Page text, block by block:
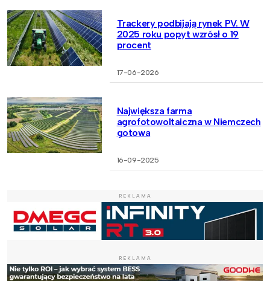
Trackery podbijają rynek PV. W
2025 roku popyt wzrósł o 19
procent
17-06-2026
Największa farma
agrofotowoltaiczna w Niemczech
gotowa
16-09-2025
REKLAMA
REKLAMA